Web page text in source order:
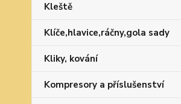
Kleště
Klíče,hlavice,ráčny,gola sady
Kliky, kování
Kompresory a příslušenství